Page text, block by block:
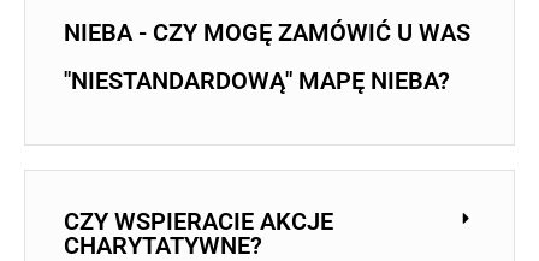
NIEBA - CZY MOGĘ ZAMÓWIĆ U WAS
"NIESTANDARDOWĄ" MAPĘ NIEBA?
CZY WSPIERACIE AKCJE
CHARYTATYWNE?